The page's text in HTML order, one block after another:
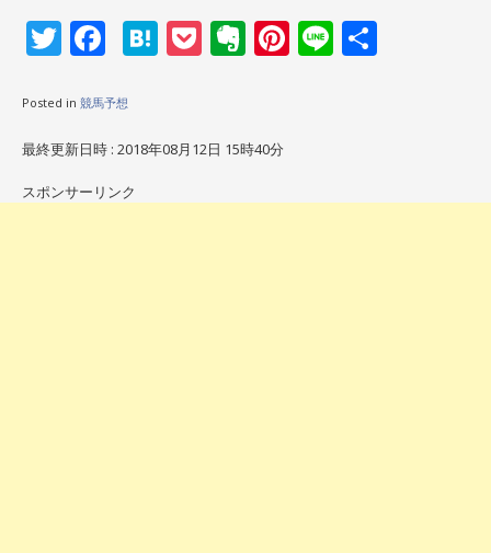
TwitterFacebook
Hatena
Pocket
Evernote
Pinterest
Line
Posted in 競馬予想
最終更新日時 : 2018年08月12日 15時40分
スポンサーリンク